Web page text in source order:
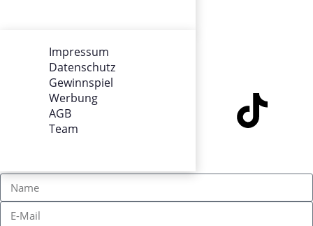
Impressum
Datenschutz
Gewinnspiel
Werbung
AGB
Team